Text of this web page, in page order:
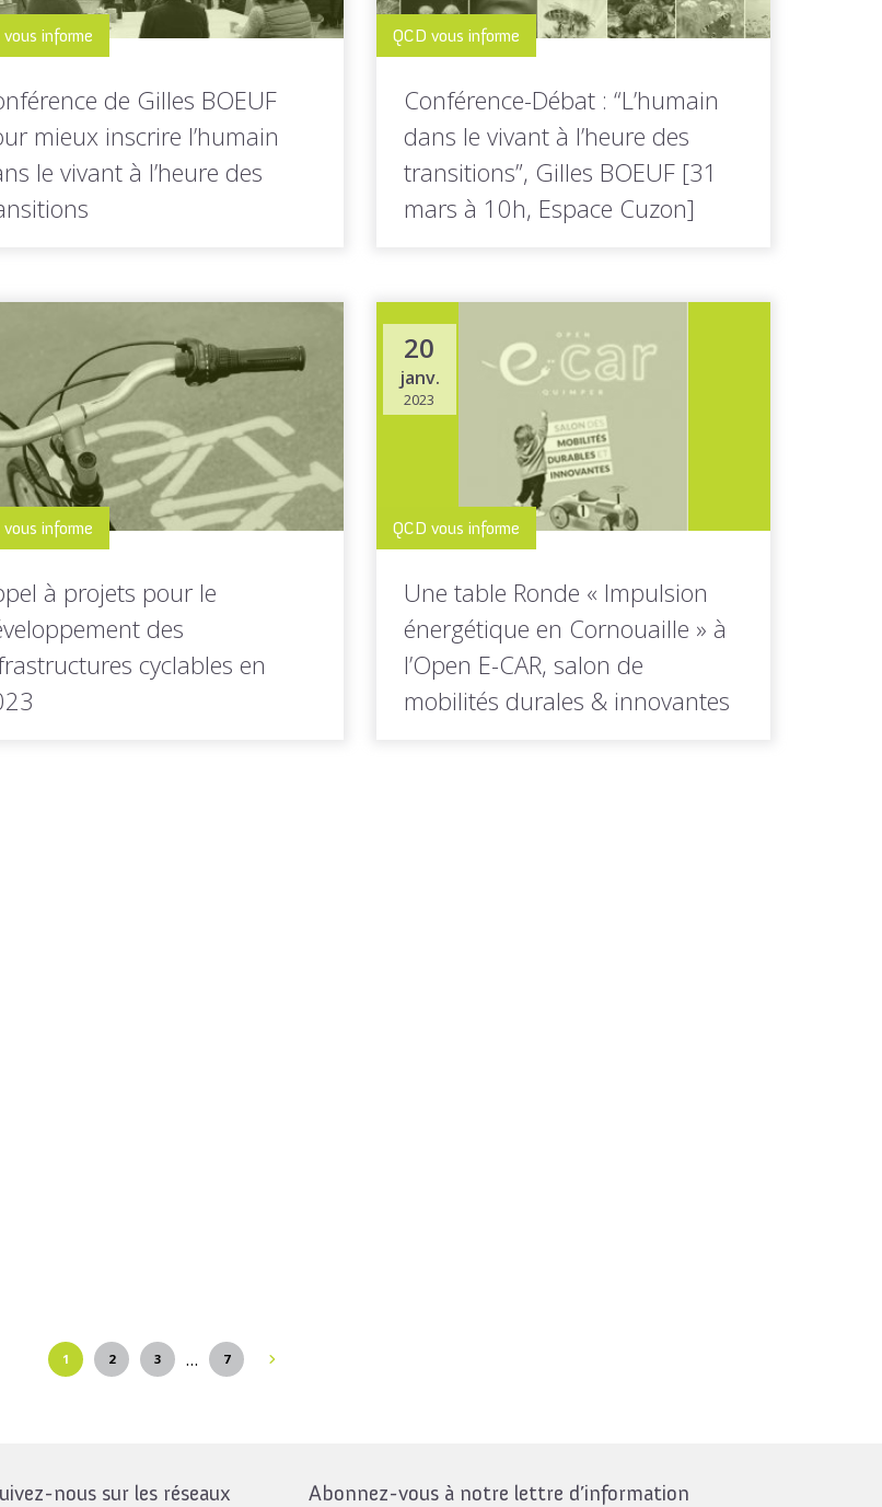
vous informe
de Gilles BOEUF
mieux inscrire l’humain
le vivant à l’heure des
les actus de cette
LIRE LA
SUITE
QCD vous informe
Conférence-Débat : “L’humain
dans le vivant à l’heure des
transitions”, Gilles BOEUF [31
mars à 10h, Espace Cuzon]
Toutes les actus de cette
vous informe
à projets pour le
des
cyclables en
20
janv.
2023
QCD vous informe
Une table Ronde « Impulsion
énergétique en Cornouaille » à
l’Open E-CAR, salon de
mobilités durales & innovantes
1 2 3 … 7
nous sur les réseaux Abonnez-vous à notre lettre d’information